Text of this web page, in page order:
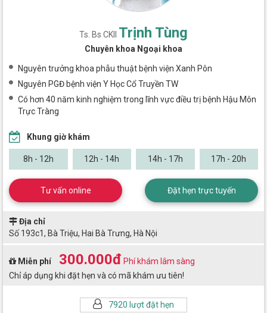
Ts. Bs CKII Trịnh Tùng
Chuyên khoa Ngoại khoa
Nguyên trưởng khoa phẫu thuật bệnh viện Xanh Pôn
Nguyên PGĐ bệnh viện Y Học Cổ Truyền TW
Có hơn 40 năm kinh nghiệm trong lĩnh vực điều trị bệnh Hậu Môn
Trực Tràng
7920 lượt đặt hẹn
Khung giờ khám
8h - 12h 12h - 14h 14h - 17h 17h - 20h
Tư vấn online Đặt hẹn trực tuyến
Địa chỉ
Số 193c1, Bà Triệu, Hai Bà Trưng, Hà Nội
Miễn phí 300.000đ Phí khám lâm sàng
Chỉ áp dụng khi đặt hẹn và có mã khám ưu tiên!